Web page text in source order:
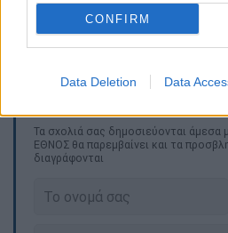
CONFIRM
Data Deletion Data
Κυριάκος Μητσοτάκης
Τα σχολιά σας δημοσιεύονται άμεσα
ΕΘΝΟΣ θα παρεμβαίνει και τα
διαγράφονται